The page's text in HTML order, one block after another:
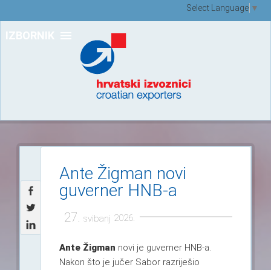
IZBORNIK
Select Language ▼
Ante Žigman novi
guverner HNB-a
27. svibanj 2026.
Ante Žigman novi je guverner HNB-a.
Nakon što je jučer Sabor razriješio